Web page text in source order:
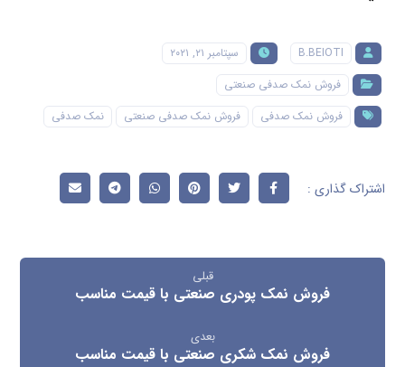
B.BEIOTI
سپتامبر ۲۱, ۲۰۲۱
فروش نمک صدفی صنعتی
فروش نمک صدفی
فروش نمک صدفی صنعتی نمک صدفی
قبلی
فروش نمک پودری صنعتی با قیمت مناسب
بعدی
فروش نمک شکری صنعتی با قیمت مناسب